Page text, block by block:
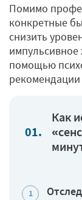
Помимо
конкретные
снизить
импульсивное
помощью
Как